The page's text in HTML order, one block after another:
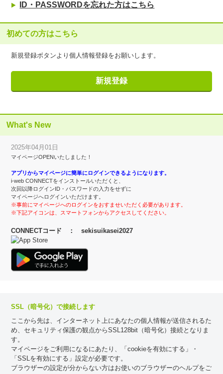
ID・PASSWORDを忘れた方はこちら
初めての方はこちら
新規登録ボタンより個人情報登録をお願いします。
What's New
2025年04月01日
マイページOPENいたしました！
アプリからマイページに簡単にログインできるようになります。
i-web CONNECTをインストールいただくと、
次回以降ログインID・パスワードの入力をせずに
マイページへログインいただけます。
※事前にマイページへのログインをおすませいただく必要があります。
※下記アイコンは、スマートフォンからアクセスしてください。
CONNECTコード ： sekisuikasei2027
SSL（暗号化）で接続します
ここから先は、インターネット上にあなたの個人情報が送信されるた
め、セキュリティ保護の観点からSSL128bit（暗号化）接続となりま
す。
マイページをご利用になるにあたり、「cookieを有効にする」・
「SSLを有効にする」設定が必要です。
ブラウザーの設定が分からない方はお使いのブラウザーのヘルプをご